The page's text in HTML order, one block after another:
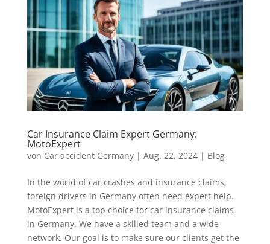
Car Insurance Claim Expert Germany:
MotoExpert
von Car accident Germany| Aug. 22, 2024| Blog
In the world of car crashes and insurance claims,
foreign drivers in Germany often need expert help.
MotoExpert is a top choice for car insurance claims
in Germany. We have a skilled team and a wide
network. Our goal is to make sure our clients get the